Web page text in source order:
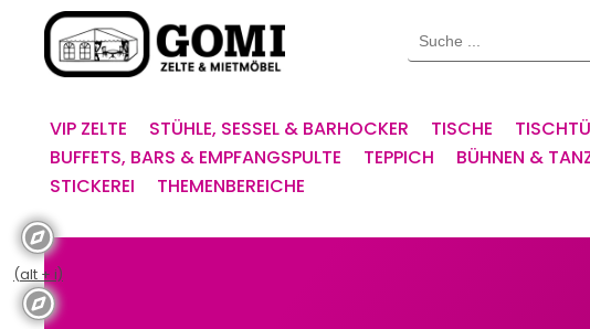
Willkommen.
Verwenden
Barrierefreiheitsmenü
und
ALT
Suche
VIP ZELTE STÜHLE, SESSEL & BARHOCKER TISCHE
BUFFETS, BARS & EMPFANGSPULTE
TEPPICH BÜHNEN &
STICKEREI
THEMENBEREICHE
(alt + i)